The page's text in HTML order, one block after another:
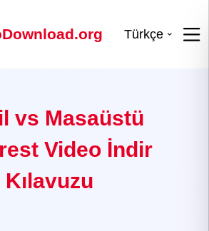
Türkçe
vs Masaüstü
Video İndir
Kılavuzu